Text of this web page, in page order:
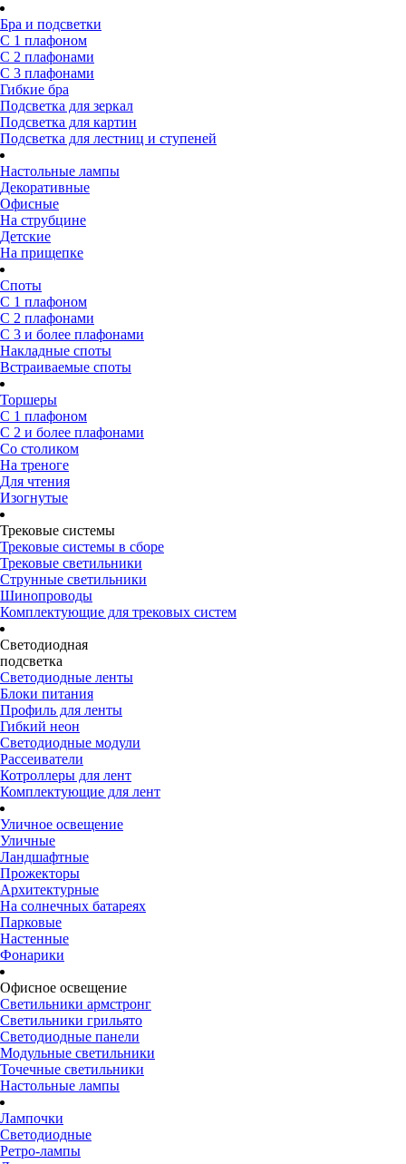
Бра и подсветки
С 1 плафоном
С 2 плафонами
С 3 плафонами
Гибкие бра
Подсветка для зеркал
Подсветка для картин
Подсветка для лестниц и ступеней
Настольные лампы
Декоративные
Офисные
На струбцине
Детские
На прищепке
Споты
С 1 плафоном
С 2 плафонами
С 3 и более плафонами
Накладные споты
Встраиваемые споты
Торшеры
С 1 плафоном
С 2 и более плафонами
Со столиком
На треноге
Для чтения
Изогнутые
Трековые системы
Трековые системы в сборе
Трековые светильники
Струнные светильники
Шинопроводы
Комплектующие для трековых систем
Светодиодная
подсветка
Светодиодные ленты
Блоки питания
Профиль для ленты
Гибкий неон
Светодиодные модули
Рассеиватели
Котроллеры для лент
Комплектующие для лент
Уличное освещение
Уличные
Ландшафтные
Прожекторы
Архитектурные
На солнечных батареях
Парковые
Настенные
Фонарики
Офисное освещение
Светильники армстронг
Светильники грильято
Светодиодные панели
Модульные светильники
Точечные светильники
Настольные лампы
Лампочки
Светодиодные
Ретро-лампы